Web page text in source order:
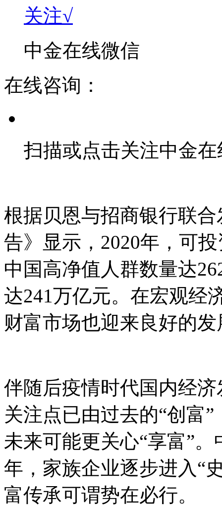
关注√
中金在线微信
在线咨询：
扫描或点击关注中金
根据贝恩与招商银行联
告》显示，2020年，可
中国高净值人群数量达
达241万亿元。在宏观经
财富市场也迎来良好的
伴随后疫情时代国内经
关注点已由过去的“创富
未来可能更关心“享富”
年，家族企业逐步进入“
富传承可谓势在必行。